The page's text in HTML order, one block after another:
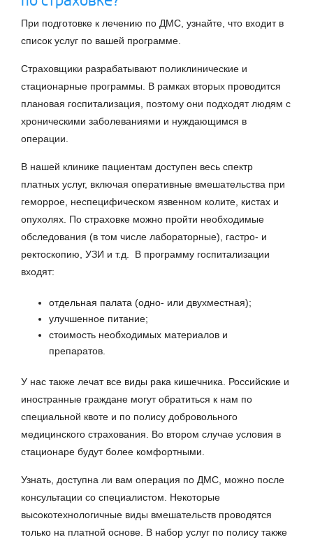
При подготовке к лечению по ДМС, узнайте, что входит в
список услуг по вашей программе.
Страховщики разрабатывают поликлинические и
стационарные программы. В рамках вторых проводится
плановая госпитализация, поэтому они подходят людям с
хроническими заболеваниями и нуждающимся в
операции.
В нашей клинике пациентам доступен весь спектр
платных услуг, включая оперативные вмешательства при
геморрое, неспецифическом язвенном колите, кистах и
опухолях. По страховке можно пройти необходимые
обследования (в том числе лабораторные), гастро- и
ректоскопию, УЗИ и т.д. В программу госпитализации
входят:
отдельная палата (одно- или двухместная);
улучшенное питание;
стоимость необходимых материалов и
препаратов.
У нас также лечат все виды рака кишечника. Российские и
иностранные граждане могут обратиться к нам по
специальной квоте и по полису добровольного
медицинского страхования. Во втором случае условия в
стационаре будут более комфортными.
Узнать, доступна ли вам операция по ДМС, можно после
консультации со специалистом. Некоторые
высокотехнологичные виды вмешательств проводятся
только на платной основе. В набор услуг по полису также